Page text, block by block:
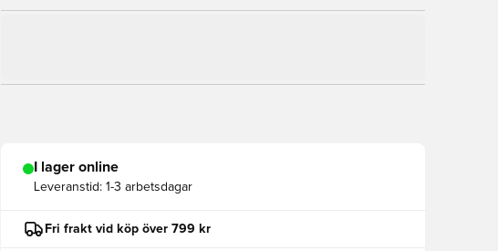
I lager online
Leveranstid: 1-3 arbetsdagar
Fri frakt vid köp över 799 kr